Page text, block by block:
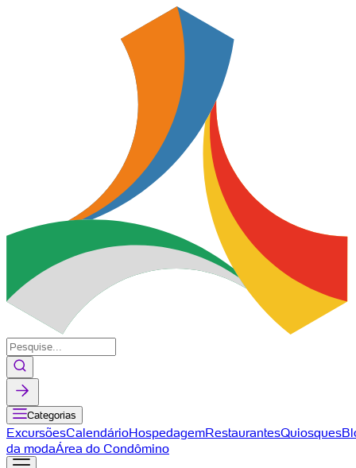
Categorias
ExcursõesCalendárioHospedagemRestaurantesQuiosques
da modaÁrea do Condômino